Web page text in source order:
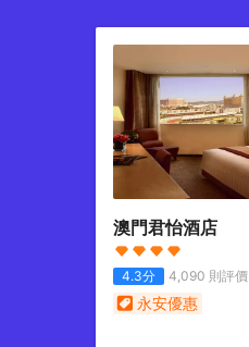
澳門君怡酒店
4.3分 4,090 則評價
永安優惠